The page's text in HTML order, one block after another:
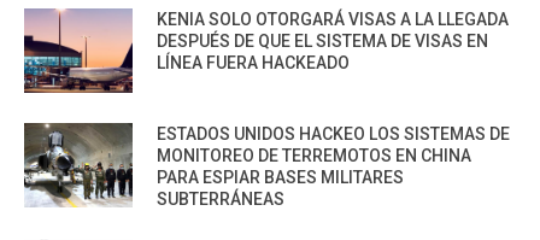
KENIA SOLO OTORGARÁ VISAS A LA LLEGADA
DESPUÉS DE QUE EL SISTEMA DE VISAS EN
LÍNEA FUERA HACKEADO
ESTADOS UNIDOS HACKEO LOS SISTEMAS DE
MONITOREO DE TERREMOTOS EN CHINA
PARA ESPIAR BASES MILITARES
SUBTERRÁNEAS